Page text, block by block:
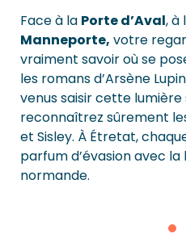
Face à la Porte d’Aval, à
Manneporte, votre
vraiment savoir où se
les romans d’Arsène
venus saisir cette lumière
reconnaîtrez sûrement
et Sisley. À Étretat,
parfum d’évasion avec
normande.